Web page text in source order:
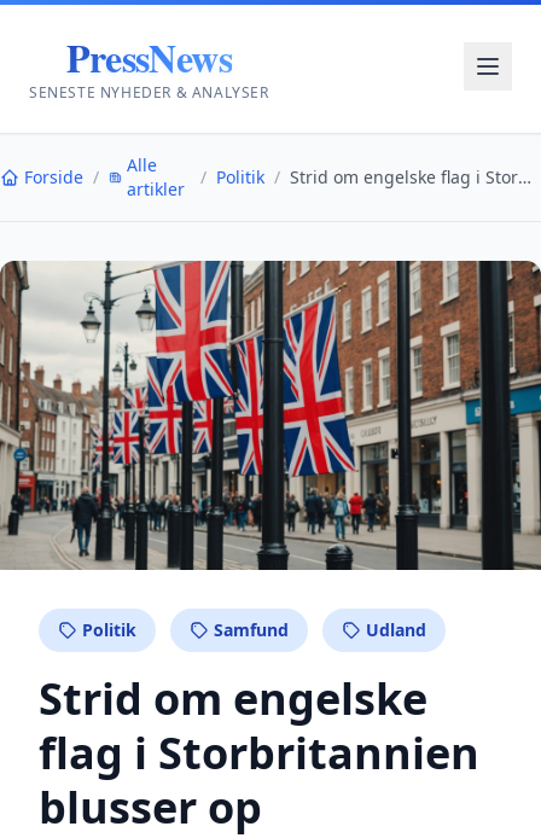
PressNews
SENESTE NYHEDER & ANALYSER
Forside /
Alle
artikler
/ Politik / Strid om engelske flag i Storbritannien blusser op
Politik Samfund Udland
Strid om engelske
flag i Storbritannien
blusser op